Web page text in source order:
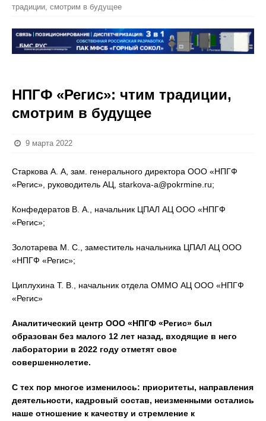
традиции, смотрим в будущее
НПГФ «Регис»: чтим традиции,
смотрим в будущее
9 марта 2022
Старкова А. А, зам. генерального директора ООО «НПГФ
«Регис», руководитель АЦ, starkova-a@pokrmine.ru;
Конфедератов В. А., начальник ЦПАЛ АЦ ООО «НПГФ
«Регис»;
Золотарева М. С., заместитель начальника ЦПАЛ АЦ ООО
«НПГФ «Регис»;
Циплухина Т. В., начальник отдела ОММО АЦ ООО «НПГФ
«Регис»
Аналитический центр ООО «НПГФ «Регис» был
образован без малого 12 лет назад, входящие в него
лаборатории в 2022 году отметят свое
совершеннолетие.
С тех пор многое изменилось: приоритеты, направления
деятельности, кадровый состав, неизменными остались
наше отношение к качеству и стремление к